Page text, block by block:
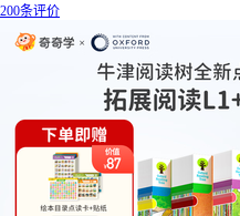
200条评价